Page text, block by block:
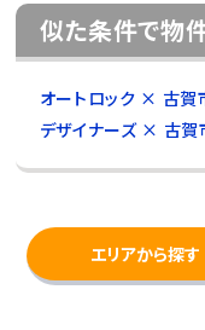
似た条件で物
オートロック × 古賀
デザイナーズ × 古賀
エリアから探す